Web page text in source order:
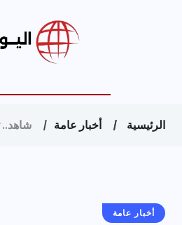
الرئيسية أخبار عامة شاهد..
أخبار عامة